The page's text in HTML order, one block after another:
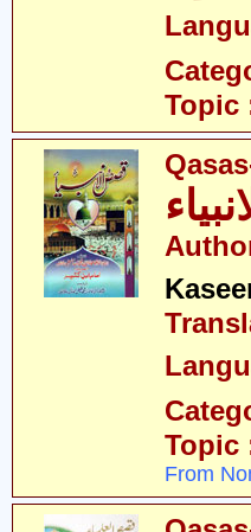
Topic
Topic
From